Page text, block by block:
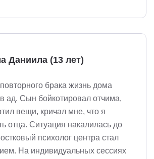
Даниила (13 лет)
брака жизнь дома
ад. Сын бойкотировал отчима,
вещи, кричал мне, что я
отца. Ситуация накалилась до
психолог центра стал
На индивидуальных сессиях